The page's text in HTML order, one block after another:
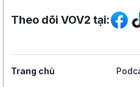
Mạng xã hội
Theo dõi VOV2 tại:
Trang chủ